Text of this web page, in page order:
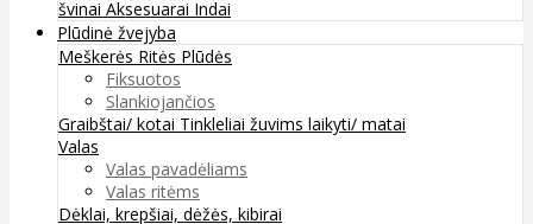
švinai Aksesuarai Indai
Plūdinė žvejyba
Meškerės Ritės Plūdės
Fiksuotos
Slankiojančios
Graibštai/ kotai Tinkleliai žuvims laikyti/ matai
Valas
Valas pavadėliams
Valas ritėms
Dėklai, krepšiai, dėžės, kibirai